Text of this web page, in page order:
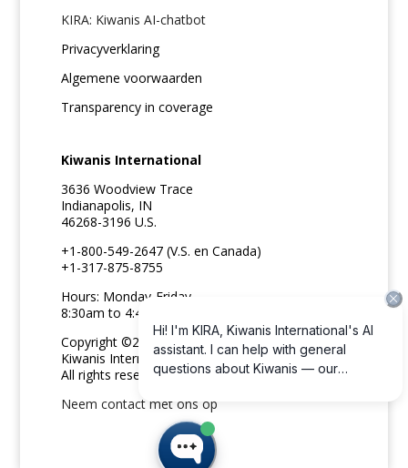
KIRA: Kiwanis AI-chatbot
Privacyverklaring
Algemene voorwaarden
Transparency in coverage
Kiwanis International
3636 Woodview Trace
Indianapolis, IN
46268-3196 U.S.
+1-800-549-2647 (V.S. en Canada)
+1-317-875-8755
Hours: Monday-Friday
8:30am to 4:45pm ET
Copyright ©2026
Kiwanis International
All rights reserved
Neem contact met ons op